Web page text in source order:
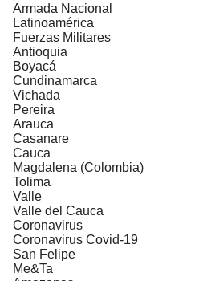
Armada Nacional
Latinoamérica
Fuerzas Militares
Antioquia
Boyacá
Cundinamarca
Vichada
Pereira
Arauca
Casanare
Cauca
Magdalena (Colombia)
Tolima
Valle
Valle del Cauca
Coronavirus
Coronavirus Covid-19
San Felipe
Me&Ta